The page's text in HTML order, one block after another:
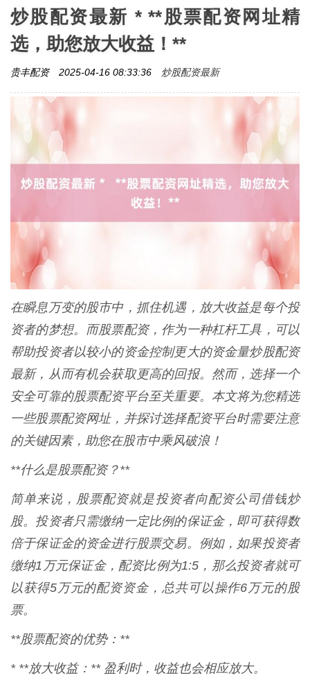
炒股配资最新 * **股票配资网址精
选，助您放大收益！**
贵丰配资 2025-04-16 08:33:36 炒股配资最新
在瞬息万变的股市中，抓住机遇，放大收益是每个投
资者的梦想。而股票配资，作为一种杠杆工具，可以
帮助投资者以较小的资金控制更大的资金量炒股配资
最新，从而有机会获取更高的回报。然而，选择一个
安全可靠的股票配资平台至关重要。本文将为您精选
一些股票配资网址，并探讨选择配资平台时需要注意
的关键因素，助您在股市中乘风破浪！
**什么是股票配资？**
简单来说，股票配资就是投资者向配资公司借钱炒
股。投资者只需缴纳一定比例的保证金，即可获得数
倍于保证金的资金进行股票交易。例如，如果投资者
缴纳1万元保证金，配资比例为1:5，那么投资者就可
以获得5万元的配资资金，总共可以操作6万元的股
票。
**股票配资的优势：**
* **放大收益：** 盈利时，收益也会相应放大。